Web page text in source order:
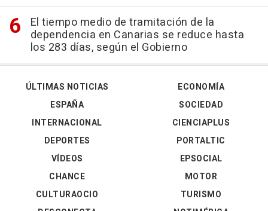
El tiempo medio de tramitación de la
dependencia en Canarias se reduce hasta
los 283 días, según el Gobierno
ÚLTIMAS NOTICIAS
ESPAÑA
INTERNACIONAL
DEPORTES
VÍDEOS
ECONOMÍA
SOCIEDAD
CIENCIAPLUS
PORTALTIC
EPSOCIAL
CHANCE
CULTURAOCIO
MOTOR
TURISMO